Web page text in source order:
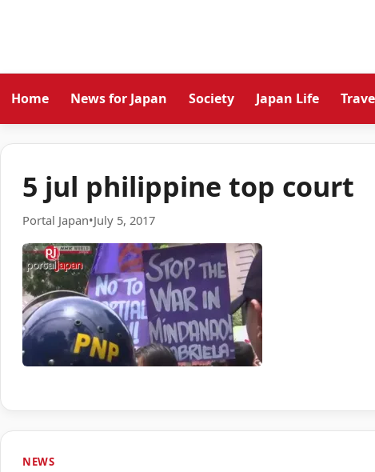
Home News for Japan Society Japan Life
5 jul philippine top court
Portal Japan•July 5, 2017
NEWS